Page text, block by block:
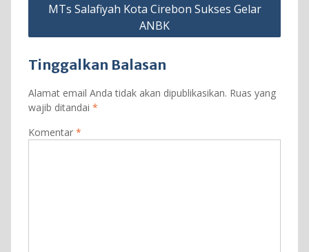
MTs Salafiyah Kota Cirebon Sukses Gelar
ANBK
Tinggalkan Balasan
Alamat email Anda tidak akan dipublikasikan. Ruas yang
wajib ditandai *
Komentar *